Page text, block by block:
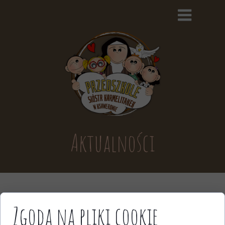
Aktualności
Zgoda na pliki cookie